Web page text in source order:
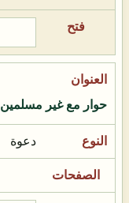
حوار مع غير مسلمين
دعوة